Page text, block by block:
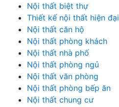
Nội thất biệt thự
Thiết kế nội thất hiện đại
Nội thất căn hộ
Nội thất phòng khách
Nội thất nhà phố
Nội thất phòng ngủ
Nội thất văn phòng
Nội thất phòng bếp ăn
Nội thất chung cư